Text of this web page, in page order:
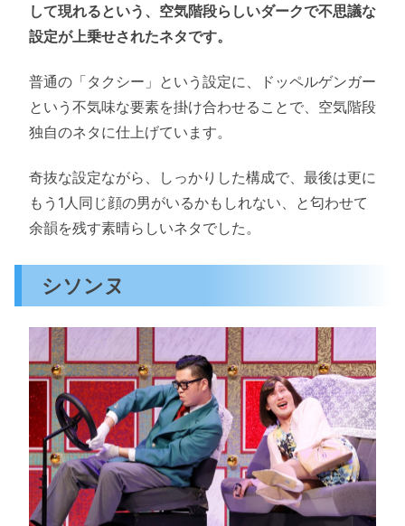
して現れるという、空気階段らしいダークで不思議な
設定が上乗せされたネタです。
普通の「タクシー」という設定に、ドッペルゲンガー
という不気味な要素を掛け合わせることで、空気階段
独自のネタに仕上げています。
奇抜な設定ながら、しっかりした構成で、最後は更に
もう1人同じ顔の男がいるかもしれない、と匂わせて
余韻を残す素晴らしいネタでした。
シソンヌ